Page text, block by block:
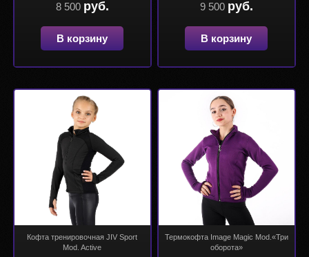
8 500 руб.
В корзину
9 500 руб.
В корзину
Кофта тренировочная JIV Sport
Mod. Active
Термокофта Image Magic Mod.«Три
оборота»